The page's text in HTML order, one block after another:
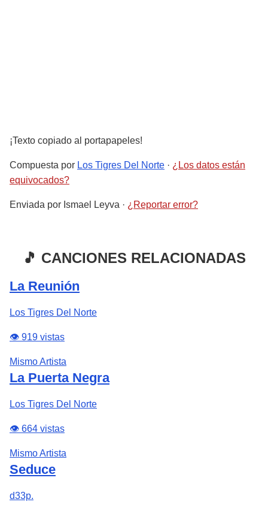
¡Texto copiado al portapapeles!
Compuesta por Los Tigres Del Norte · ¿Los datos están
equivocados?
Enviada por Ismael Leyva · ¿Reportar error?
🎵 CANCIONES RELACIONADAS
La Reunión
Los Tigres Del Norte
👁️ 919 vistas
Mismo Artista
La Puerta Negra
Los Tigres Del Norte
👁️ 664 vistas
Mismo Artista
Seduce
d33p.